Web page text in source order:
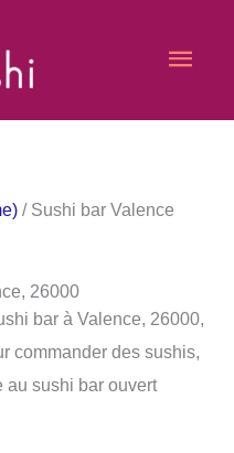
/ Sushi bar Valence
26000
bar à Valence, 26000,
commander des sushis,
au sushi bar ouvert